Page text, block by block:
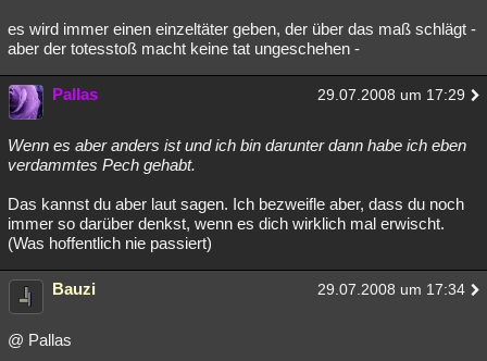
es wird immer einen einzeltäter geben, der über das maß schlägt -
aber der totesstoß macht keine tat ungeschehen -
Pallas 29.07.2008 um 17:29
Wenn es aber anders ist und ich bin darunter dann habe ich eben
verdammtes Pech gehabt.
Das kannst du aber laut sagen. Ich bezweifle aber, dass du noch
immer so darüber denkst, wenn es dich wirklich mal erwischt.
(Was hoffentlich nie passiert)
Bauzi 29.07.2008 um 17:34
@ Pallas